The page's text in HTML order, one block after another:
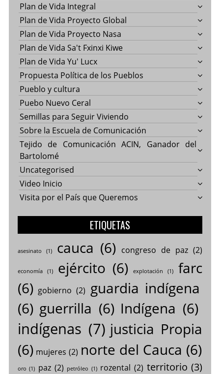
Plan de Vida Integral
Plan de Vida Proyecto Global
Plan de Vida Proyecto Nasa
Plan de Vida Sa't Fxinxi Kiwe
Plan de Vida Yu' Lucx
Propuesta Política de los Pueblos
Pueblo y cultura
Puebo Nuevo Ceral
Semillas para Seguir Viviendo
Sobre la Escuela de Comunicación
Tejido de Comunicación ACIN, Ganador del
Bartolomé
Uncategorised
Video Inicio
Visita por el País que Queremos
ETIQUETAS
asesinato (1) cauca (6) congreso de paz(2)
economía(1) ejército (6) explotación (1)
farc
(6) gobierno (2) guardia indígena
(6) guerrilla (6) Indígena (6)
indígenas (7) justicia Propia
(6) mujeres (2) norte del Cauca (6)
oro (1) paz (2) petróleo (1) rozental (2) territorio (3)